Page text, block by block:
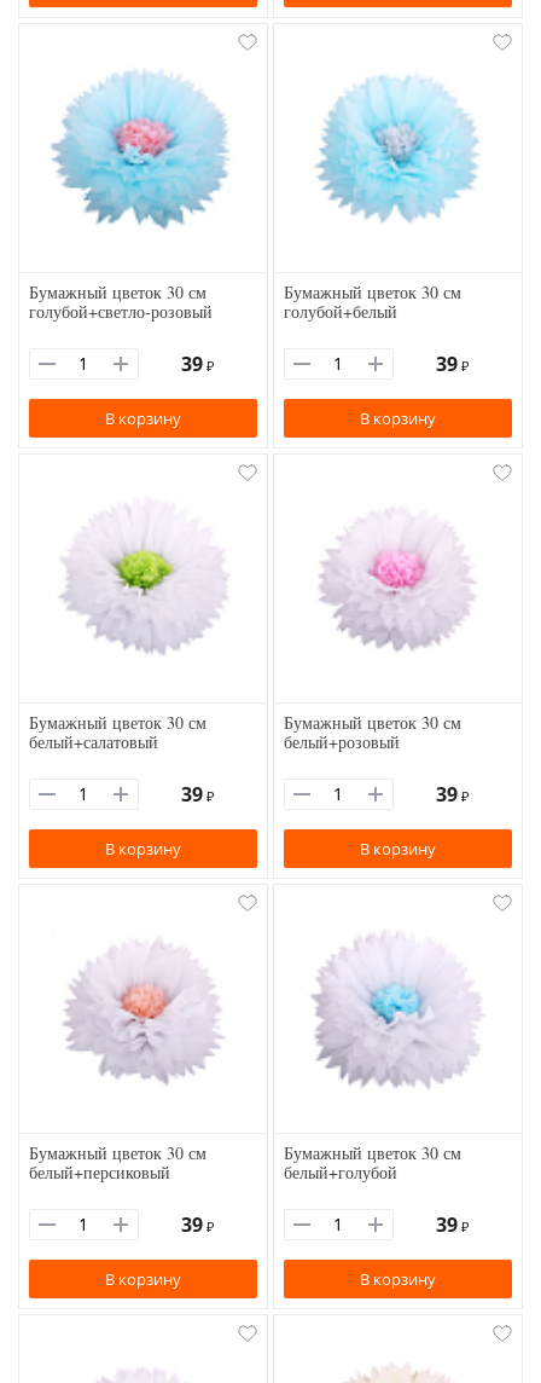
Бумажный цветок 30 см
голубой+светло-розовый
39 ₽
В корзину
Бумажный цветок 30 см
голубой+белый
39 ₽
В корзину
Бумажный цветок 30 см
белый+салатовый
39 ₽
В корзину
Бумажный цветок 30 см
белый+розовый
39 ₽
В корзину
Бумажный цветок 30 см
белый+персиковый
39 ₽
В корзину
Бумажный цветок 30 см
белый+голубой
39 ₽
В корзину